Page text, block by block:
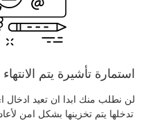
استمارة تأشيرة يتم
لن نطلب منك ابدا ان تعيد ادخال
تدخلها يتم تخزينها بشكل امن